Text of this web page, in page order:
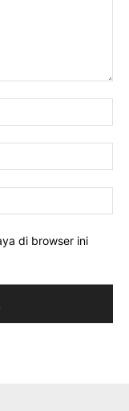
di browser ini